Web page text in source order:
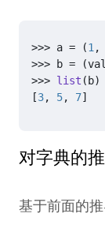
>>> a = (1 ,
>>>
b = (val
>>> list ( b)
[3, 5, 7]
对字典的
基于前面的